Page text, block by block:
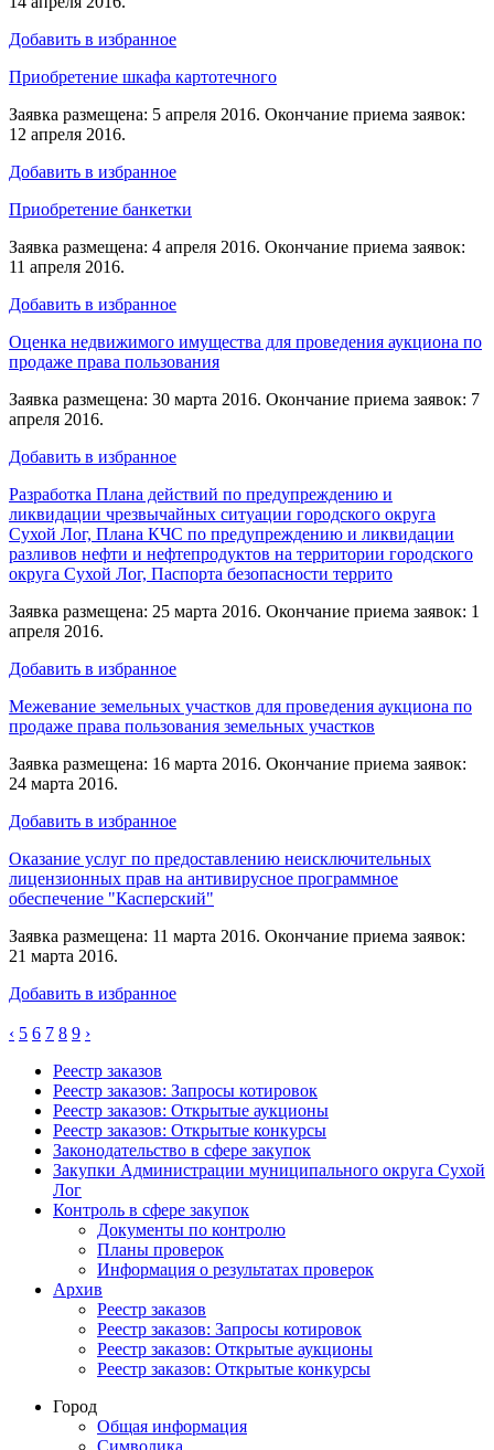
Добавить в избранное
Приобретение шкафа картотечного
Заявка размещена: 5 апреля 2016. Окончание приема заявок:
12 апреля 2016.
Добавить в избранное
Приобретение банкетки
Заявка размещена: 4 апреля 2016. Окончание приема заявок:
11 апреля 2016.
Добавить в избранное
Оценка недвижимого имущества для проведения аукциона по
продаже права пользования
Заявка размещена: 30 марта 2016. Окончание приема заявок: 7
апреля 2016.
Добавить в избранное
Разработка Плана действий по предупреждению и
ликвидации чрезвычайных ситуации городского округа
Сухой Лог, Плана КЧС по предупреждению и ликвидации
разливов нефти и нефтепродуктов на территории городского
округа Сухой Лог, Паспорта безопасности террито
Заявка размещена: 25 марта 2016. Окончание приема заявок: 1
апреля 2016.
Добавить в избранное
Межевание земельных участков для проведения аукциона по
продаже права пользования земельных участков
Заявка размещена: 16 марта 2016. Окончание приема заявок:
24 марта 2016.
Добавить в избранное
Оказание услуг по предоставлению неисключительных
лицензионных прав на антивирусное программное
обеспечение "Касперский"
Заявка размещена: 11 марта 2016. Окончание приема заявок:
21 марта 2016.
Добавить в избранное
‹ 5 6 7 8 9 ›
Реестр заказов
Реестр заказов: Запросы котировок
Реестр заказов: Открытые аукционы
Реестр заказов: Открытые конкурсы
Законодательство в сфере закупок
Закупки Администрации муниципального округа Сухой
Лог
Контроль в сфере закупок
Документы по контролю
Планы проверок
Информация о результатах проверок
Архив
Реестр заказов
Реестр заказов: Запросы котировок
Реестр заказов: Открытые аукционы
Реестр заказов: Открытые конкурсы
Город
Общая информация
Символика